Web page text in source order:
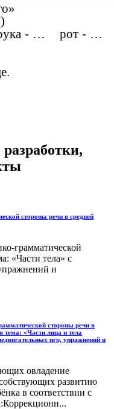
- … рот - …
стороны речи в средней
грамматической
«Части тела» с
и
стороны речи в
тема: «Части лица и тела
игр, упражнений и
овладение
развитию
в соответствии с